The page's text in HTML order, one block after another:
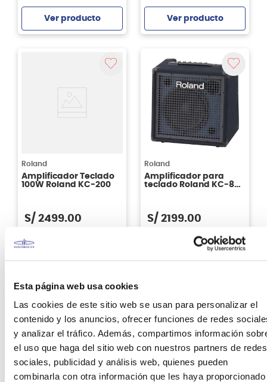
Esta página web usa cookies
Las cookies de este sitio web se usan para personalizar el
contenido y los anuncios, ofrecer funciones de redes
y analizar el tráfico. Además, compartimos información
el uso que haga del sitio web con nuestros partners de redes
sociales, publicidad y análisis web, quienes pueden
combinarla con otra información que les haya proporcionado
Ver producto Ver producto
Roland
Amplificador Teclado
100W Roland KC-200
S/ 2499.00
Roland
Amplificador para
teclado Roland KC-80
S/ 2199.00
Ver producto